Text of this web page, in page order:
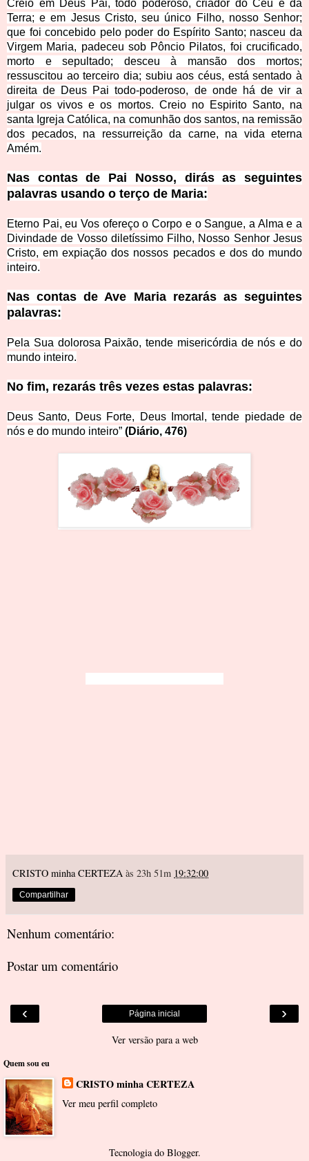
Creio em Deus Pai, todo poderoso, criador do Céu e da
Terra; e em Jesus Cristo, seu único Filho, nosso Senhor;
que foi concebido pelo poder do Espírito Santo; nasceu da
Virgem Maria, padeceu sob Pôncio Pilatos, foi crucificado,
morto e sepultado; desceu à mansão dos mortos;
ressuscitou ao terceiro dia; subiu aos céus, está sentado à
direita de Deus Pai todo-poderoso, de onde há de vir a
julgar os vivos e os mortos. Creio no Espirito Santo, na
santa Igreja Católica, na comunhão dos santos, na remissão
dos pecados, na ressurreição da carne, na vida eterna
Amém.
Nas contas de Pai Nosso, dirás as seguintes
palavras usando o terço de Maria:
Eterno Pai, eu Vos ofereço o Corpo e o Sangue, a Alma e a
Divindade de Vosso diletíssimo Filho, Nosso Senhor Jesus
Cristo, em expiação dos nossos pecados e dos do mundo
inteiro.
Nas contas de Ave Maria rezarás as seguintes
palavras:
Pela Sua dolorosa Paixão, tende misericórdia de nós e do
mundo inteiro.
No fim, rezarás três vezes estas palavras:
Deus Santo, Deus Forte, Deus Imortal, tende piedade de
nós e do mundo inteiro” (Diário, 476)
CRISTO minha CERTEZA às 23h 51m 19:32:00
Compartilhar
Nenhum comentário:
Postar um comentário
‹ ›
Página inicial
Ver versão para a web
Quem sou eu
CRISTO minha CERTEZA
Ver meu perfil completo
Tecnologia do Blogger.